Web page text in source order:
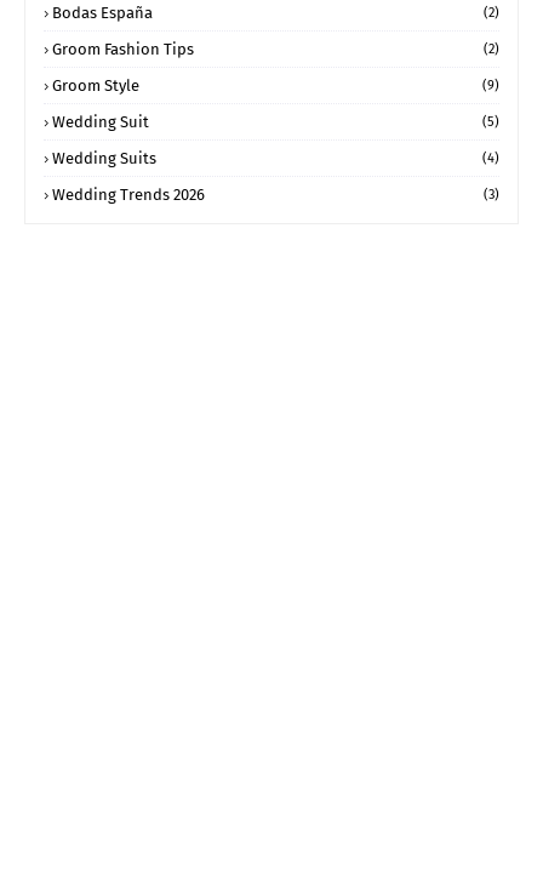
Bodas España (2)
Groom Fashion Tips (2)
Groom Style (9)
Wedding Suit (5)
Wedding Suits (4)
Wedding Trends 2026 (3)